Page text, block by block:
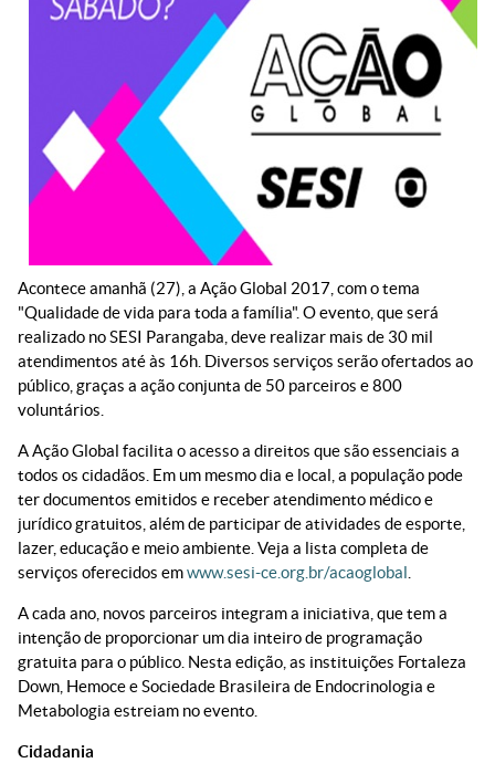
Acontece amanhã (27), a Ação Global 2017, com o tema
"Qualidade de vida para toda a família". O evento, que será
realizado no SESI Parangaba, deve realizar mais de 30 mil
atendimentos até às 16h. Diversos serviços serão ofertados ao
público, graças a ação conjunta de 50 parceiros e 800
voluntários.
A Ação Global facilita o acesso a direitos que são essenciais a
todos os cidadãos. Em um mesmo dia e local, a população pode
ter documentos emitidos e receber atendimento médico e
jurídico gratuitos, além de participar de atividades de esporte,
lazer, educação e meio ambiente. Veja a lista completa de
serviços oferecidos emwww.sesi-ce.org.br/acaoglobal
A cada ano, novos parceiros integram a iniciativa, que tem a
intenção de proporcionar um dia inteiro de programação
gratuita para o público. Nesta edição, as instituições Fortaleza
Down, Hemoce e Sociedade Brasileira de Endocrinologia e
Metabologia estreiam no evento.
Cidadania